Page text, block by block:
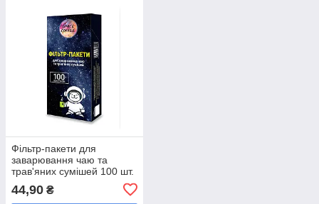
Фільтр-пакети для
заварювання чаю та
трав'яних сумішей 100 шт.
44,90 ₴